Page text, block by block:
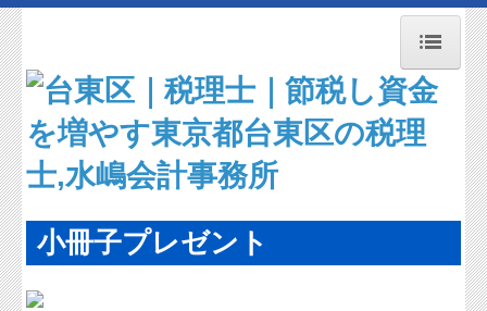
トップページ
お知らせ
事務所紹介
職員紹介
交通案内
小冊子プレゼント